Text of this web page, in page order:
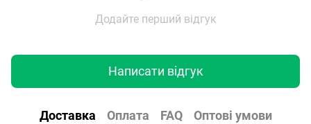
Додайте перший відгук
Написати відгук
Доставка Оплата FAQ Оптові умови